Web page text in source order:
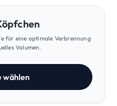
für eine optimale Verbrennung
Volumen.
wählen